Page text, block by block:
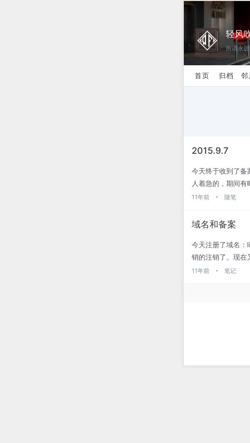
轻风
所谓永
首页 归档 邻
2015.9.7
今天终于收到了备
人着急的，期间
值得祝贺的……现
11年前 • 随笔
域名和备案
今天注册了域名：
销的注销了。现在
都不怎么喜欢。没
11年前 • 笔记